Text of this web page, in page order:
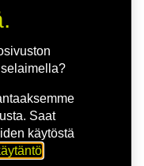
Saat
käytöstä